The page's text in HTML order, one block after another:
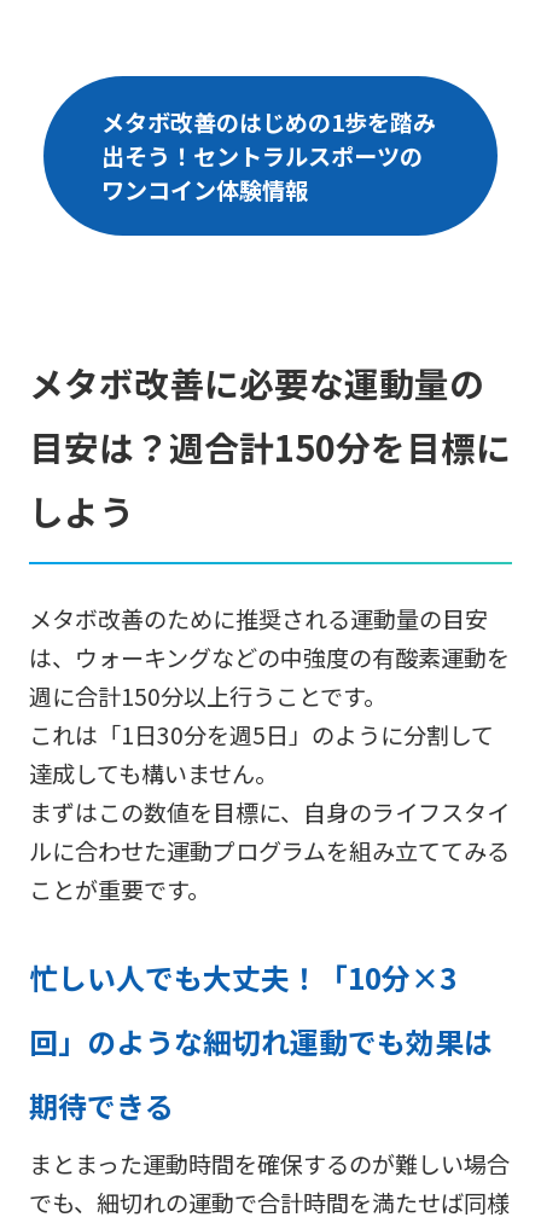
メタボ改善のはじめの1歩を踏み
出そう！セントラルスポーツの
ワンコイン体験情報
メタボ改善に必要な運動量の
目安は？週合計150分を目標に
しよう
メタボ改善のために推奨される運動量の目安
は、ウォーキングなどの中強度の有酸素運動を
週に合計150分以上行うことです。
これは「1日30分を週5日」のように分割して
達成しても構いません。
まずはこの数値を目標に、自身のライフスタイ
ルに合わせた運動プログラムを組み立ててみる
ことが重要です。
忙しい人でも大丈夫！「10分×3
回」のような細切れ運動でも効果は
期待できる
まとまった運動時間を確保するのが難しい場合
でも、細切れの運動で合計時間を満たせば同様